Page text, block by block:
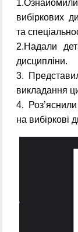
вибіркових
та
2.Надали
дисципліни.
3.
викладання
4.
на вибіркові